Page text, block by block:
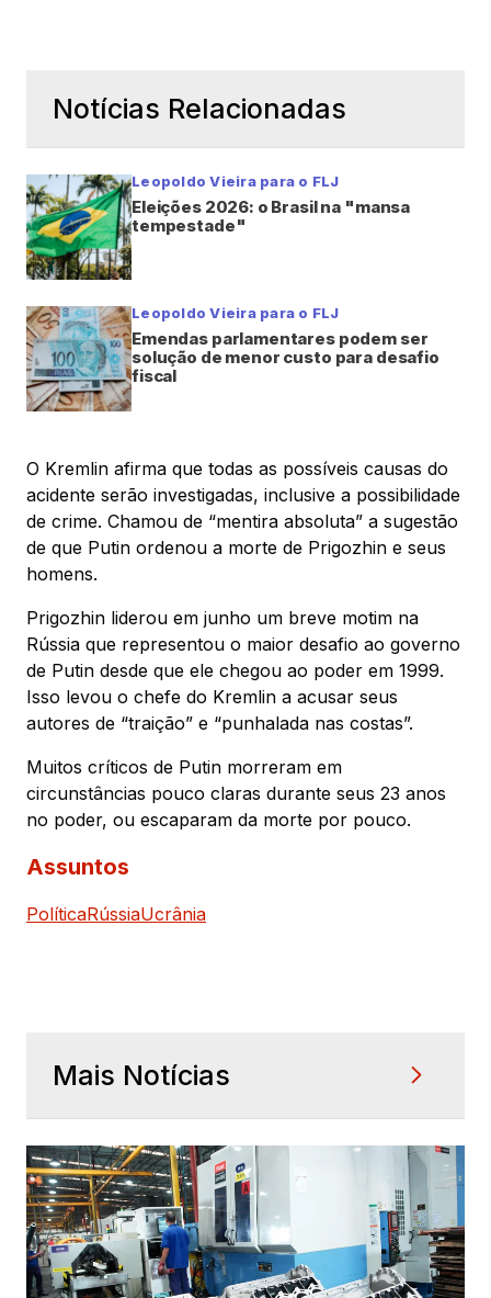
Notícias Relacionadas
Leopoldo Vieira para o FLJ
Eleições 2026: o Brasil na "mansa
tempestade"
Leopoldo Vieira para o FLJ
Emendas parlamentares podem ser
solução de menor custo para desafio
fiscal
O Kremlin afirma que todas as possíveis causas do
acidente serão investigadas, inclusive a possibilidade
de crime. Chamou de “mentira absoluta” a sugestão
de que Putin ordenou a morte de Prigozhin e seus
homens.
Prigozhin liderou em junho um breve motim na
Rússia que representou o maior desafio ao governo
de Putin desde que ele chegou ao poder em 1999.
Isso levou o chefe do Kremlin a acusar seus
autores de “traição” e “punhalada nas costas”.
Muitos críticos de Putin morreram em
circunstâncias pouco claras durante seus 23 anos
no poder, ou escaparam da morte por pouco.
Assuntos
PolíticaRússiaUcrânia
Mais Notícias